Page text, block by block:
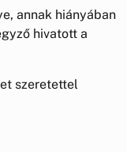
annak hiányában
hivatott a
szeretettel